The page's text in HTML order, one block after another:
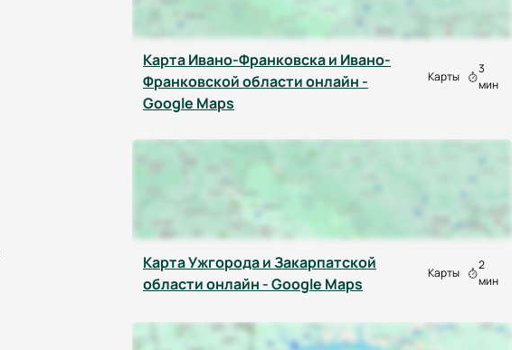
Карта Ивано-Франковска и Ивано-
Франковской области онлайн -
Google Maps
Карты
3
мин
Карта Ужгорода и Закарпатской
области онлайн - Google Maps
Карты
2
мин